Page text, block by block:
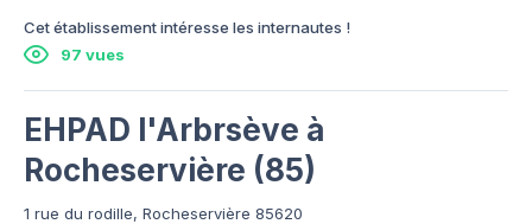
Cet établissement intéresse les internautes !
97 vues
EHPAD l'Arbrsève à
Rocheservière (85)
1 rue du rodille, Rocheservière 85620